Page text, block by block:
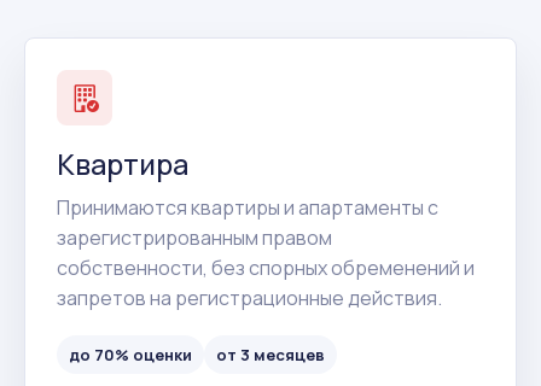
Квартира
Принимаются квартиры и апартаменты с
зарегистрированным правом
собственности, без спорных обременений и
запретов на регистрационные действия.
до 70% оценки от 3 месяцев